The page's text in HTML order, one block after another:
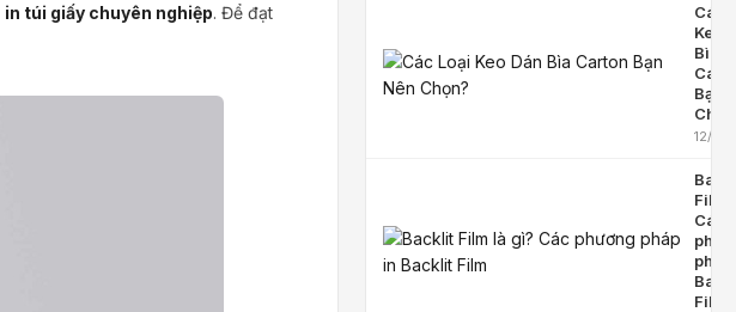
in túi giấy chuyên nghiệp. Để đạt
Các
Keo
Bìa
Bạn
12/
Film
Các
pháp
Film